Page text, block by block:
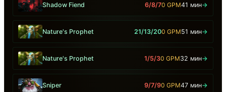
Shadow Fiend 6/8/70 GPM41 мин→
Nature's Prophet 21/13/200 GPM51 мин→
Nature's Prophet 1/5/30 GPM32 мин→
Sniper 9/7/90 GPM47 мин→